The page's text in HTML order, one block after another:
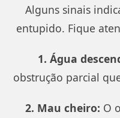
Alguns sinais
entupido. Fique
1. Água
obstrução parcial
2. Mau cheiro: O